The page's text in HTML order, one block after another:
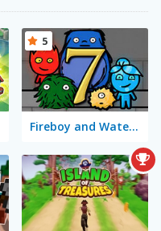
Fireboy and Watergirl 7: and Friends
5